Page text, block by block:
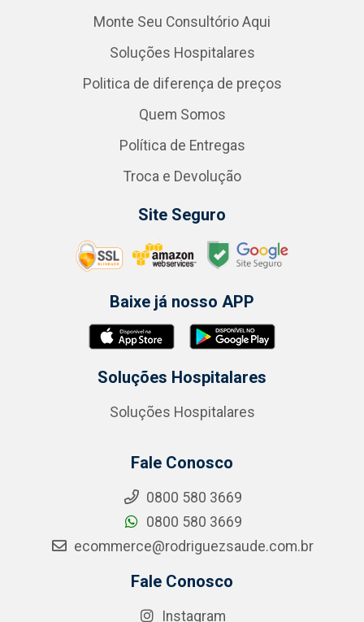
Monte Seu Consultório Aqui
Soluções Hospitalares
Politica de diferença de preços
Quem Somos
Política de Entregas
Troca e Devolução
Site Seguro
Baixe já nosso APP
Soluções Hospitalares
Soluções Hospitalares
Fale Conosco
0800 580 3669
0800 580 3669
ecommerce@rodriguezsaude.com.br
Fale Conosco
Instagram